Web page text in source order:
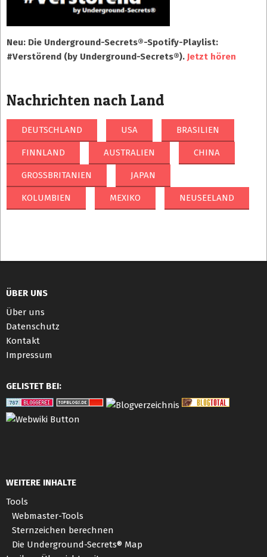
Neu: Die Underground-Secrets®-Spotify-Playlist:
#Verstörend (by Underground-Secrets®). Jetzt hören
Nachrichten nach Land
DEUTSCHLAND USA BRASILIEN
FINNLAND AUSTRALIEN CHINA
GROSSBRITANIEN JAPAN
KOLUMBIEN MEXIKO NEUSEELAND
ÜBER UNS
Über uns
Datenschutz
Kontakt
Impressum
GELISTET BEI:
WEITERE INHALTE
Tools
Webmaster-Tools
Sternzeichen berechnen
Die Underground-Secrets® Map